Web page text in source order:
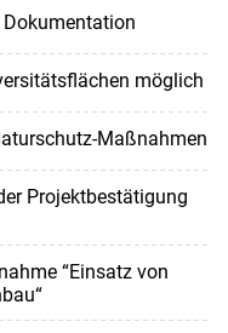
möglich
Maßnahmen
Projektbestätigung
“Einsatz von